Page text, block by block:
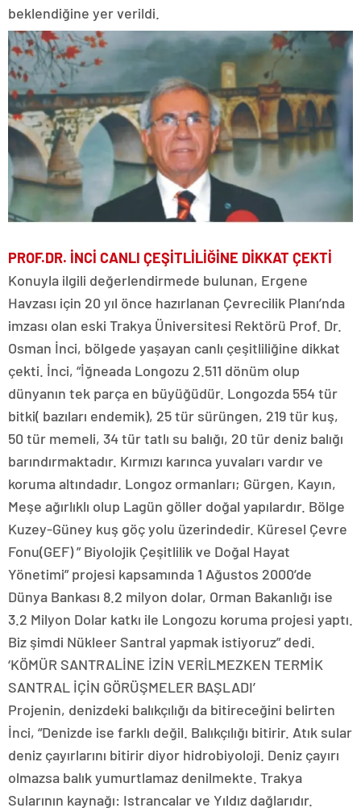
beklendiğine yer verildi.
PROF.DR. İNCİ CANLI ÇEŞİTLİLİĞİNE DİKKAT ÇEKTİ
Konuyla ilgili değerlendirmede bulunan, Ergene
Havzası için 20 yıl önce hazırlanan Çevrecilik Planı’nda
imzası olan eski Trakya Üniversitesi Rektörü Prof. Dr.
Osman İnci, bölgede yaşayan canlı çeşitliliğine dikkat
çekti. İnci, “İğneada Longozu 2.511 dönüm olup
dünyanın tek parça en büyüğüdür. Longozda 554 tür
bitki( bazıları endemik), 25 tür sürüngen, 219 tür kuş,
50 tür memeli, 34 tür tatlı su balığı, 20 tür deniz balığı
barındırmaktadır. Kırmızı karınca yuvaları vardır ve
koruma altındadır. Longoz ormanları; Gürgen, Kayın,
Meşe ağırlıklı olup Lagün göller doğal yapılardır. Bölge
Kuzey-Güney kuş göç yolu üzerindedir. Küresel Çevre
Fonu(GEF) ” Biyolojik Çeşitlilik ve Doğal Hayat
Yönetimi” projesi kapsamında 1 Ağustos 2000’de
Dünya Bankası 8.2 milyon dolar, Orman Bakanlığı ise
3.2 Milyon Dolar katkı ile Longozu koruma projesi yaptı.
Biz şimdi Nükleer Santral yapmak istiyoruz” dedi.
‘KÖMÜR SANTRALİNE İZİN VERİLMEZKEN TERMİK
SANTRAL İÇİN GÖRÜŞMELER BAŞLADI’
Projenin, denizdeki balıkçılığı da bitireceğini belirten
İnci, “Denizde ise farklı değil. Balıkçılığı bitirir. Atık sular
deniz çayırlarını bitirir diyor hidrobiyoloji. Deniz çayırı
olmazsa balık yumurtlamaz denilmekte. Trakya
Sularının kaynağı: Istrancalar ve Yıldız dağlarıdır.